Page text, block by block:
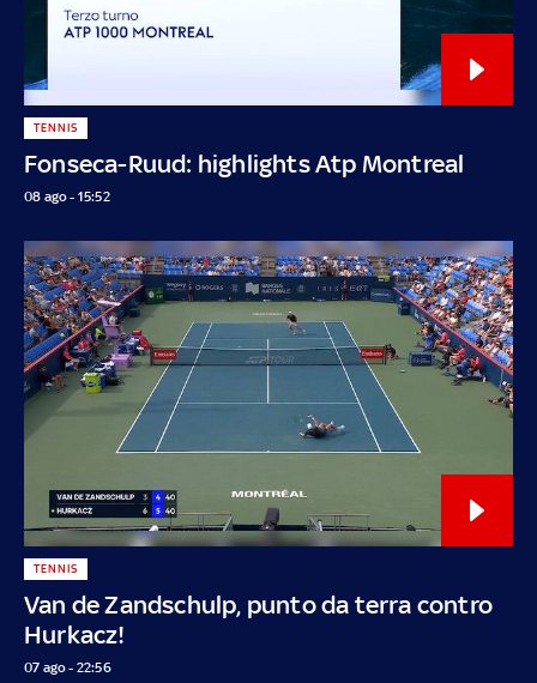
Fonseca-Ruud: highlights Atp Montreal
TENNIS
08 ago - 15:52
Van de Zandschulp, punto da terra contro
Hurkacz!
TENNIS
07 ago - 22:56